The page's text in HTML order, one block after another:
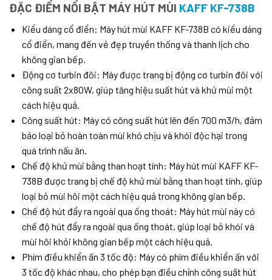
ĐẶC ĐIỂM NỔI BẬT MÁY HÚT MÙI KAFF KF-738B
Kiểu dáng cổ điển: Máy hút mùi KAFF KF-738B có kiểu dáng
cổ điển, mang đến vẻ đẹp truyền thống và thanh lịch cho
không gian bếp.
Động cơ turbin đôi: Máy được trang bị động cơ turbin đôi với
công suất 2x80W, giúp tăng hiệu suất hút và khử mùi một
cách hiệu quả.
Công suất hút: Máy có công suất hút lên đến 700 m3/h, đảm
bảo loại bỏ hoàn toàn mùi khó chịu và khói độc hại trong
quá trình nấu ăn.
Chế độ khử mùi bằng than hoạt tính: Máy hút mùi KAFF KF-
738B được trang bị chế độ khử mùi bằng than hoạt tính, giúp
loại bỏ mùi hôi một cách hiệu quả trong không gian bếp.
Chế độ hút đẩy ra ngoài qua ống thoát: Máy hút mùi này có
chế độ hút đẩy ra ngoài qua ống thoát, giúp loại bỏ khói và
mùi hôi khỏi không gian bếp một cách hiệu quả.
Phím điều khiển ấn 3 tốc độ: Máy có phím điều khiển ấn với
3 tốc độ khác nhau, cho phép bạn điều chỉnh công suất hút